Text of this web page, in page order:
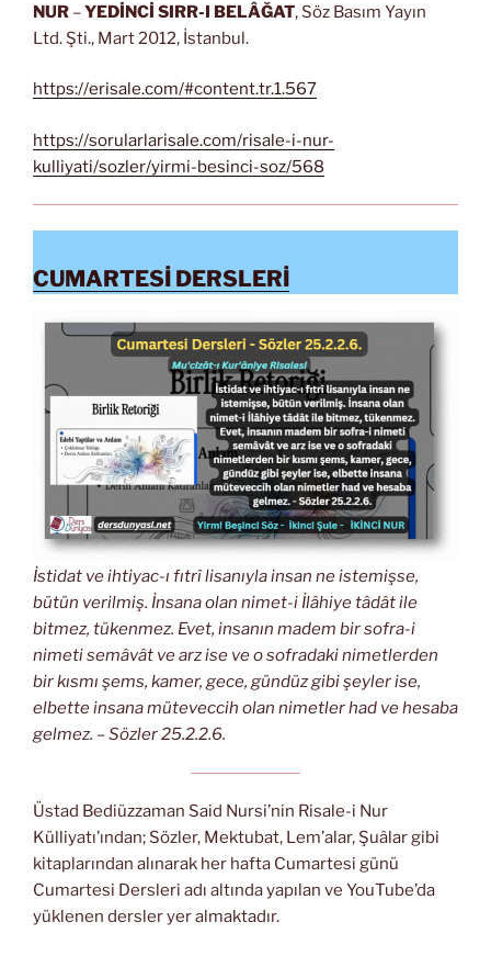
NUR –YEDİNCİ SIRR-I BELÂĞAT, Söz Basım Yayın
Ltd. Şti., Mart 2012, İstanbul.
https://erisale.com/#content.tr.1.567
https://sorularlarisale.com/risale-i-nur-
kulliyati/sozler/yirmi-besinci-soz/568
CUMARTESİ DERSLERİ
İstidat ve ihtiyac-ı fıtrî lisanıyla insan ne istemişse,
bütün verilmiş. İnsana olan nimet-i İlâhiye tâdât ile
bitmez, tükenmez. Evet, insanın madem bir sofra-i
nimeti semâvât ve arz ise ve o sofradaki nimetlerden
bir kısmı şems, kamer, gece, gündüz gibi şeyler ise,
elbette insana müteveccih olan nimetler had ve hesaba
gelmez. – Sözler 25.2.2.6.
Üstad Bediüzzaman Said Nursi’nin Risale-i Nur
Külliyatı’ından; Sözler, Mektubat, Lem’alar, Şuâlar gibi
kitaplarından alınarak her hafta Cumartesi günü
Cumartesi Dersleri adı altında yapılan ve YouTube’da
yüklenen dersler yer almaktadır.